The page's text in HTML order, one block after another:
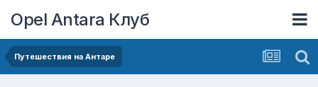
Opel Antara Клуб
Путешествия на Антаре